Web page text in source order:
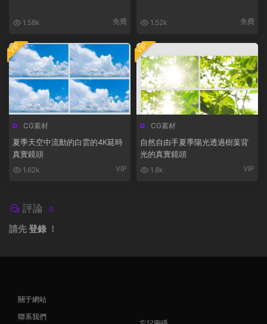
1.58k 免費 1.52k 免費
CG素材
夏季天空中流動的白雲的4K延時
真實鏡頭
1.62k VIP
VIP
CG素材
自然自由手夏季陽光透過樹葉背
光的真實鏡頭
1.8k VIP
VIP
評論 0
請先登錄 ！
關于網站
聯系我們